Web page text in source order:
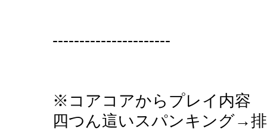
----------------------
※コアコアからプレイ内容
四つん這いスパンキング→